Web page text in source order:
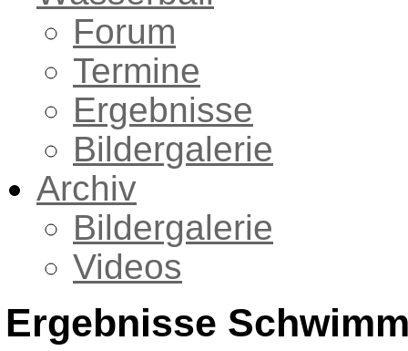
Forum
Termine
Ergebnisse
Bildergalerie
Archiv
Bildergalerie
Videos
Ergebnisse